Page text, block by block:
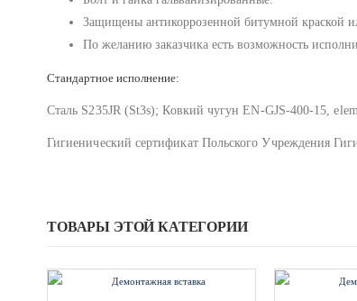
Защищены антикоррозенной битумной краской
По желанию заказчика есть возможность
Стандартное исполнение:
Сталь S235JR (St3s); Ковкий чугун EN-GJS-400-15,
Гигиенический сертификат Польского Учреждения
ТОВАРЫ ЭТОЙ КАТЕГОРИИ